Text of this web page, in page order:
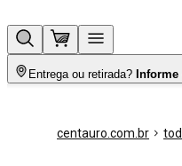
Entrega ou retirada?
centauro.com.br